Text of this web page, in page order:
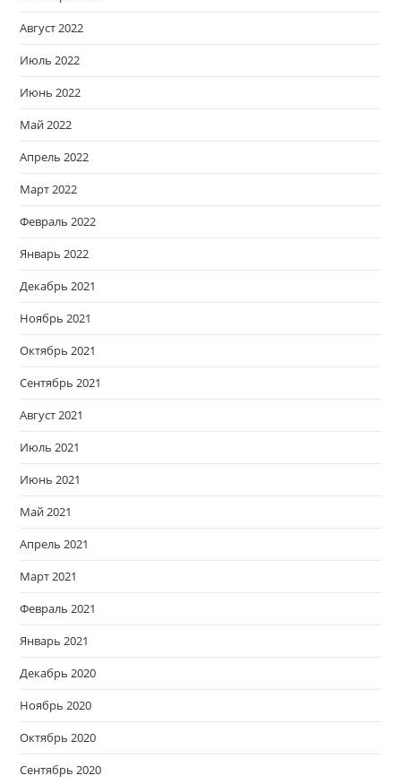
Август 2022
Июль 2022
Июнь 2022
Май 2022
Апрель 2022
Март 2022
Февраль 2022
Январь 2022
Декабрь 2021
Ноябрь 2021
Октябрь 2021
Сентябрь 2021
Август 2021
Июль 2021
Июнь 2021
Май 2021
Апрель 2021
Март 2021
Февраль 2021
Январь 2021
Декабрь 2020
Ноябрь 2020
Октябрь 2020
Сентябрь 2020